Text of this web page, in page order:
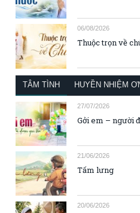
06/08/2026
Thuộc trọn về
TÂM TÌNH HUYỀN NHIỆM
27/07/2026
Gởi em – người
21/06/2026
Tấm lưng
20/06/2026